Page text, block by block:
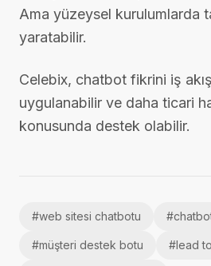
Ama yüzeysel kurulumlarda
yaratabilir.
Celebix, chatbot fikrini iş
uygulanabilir ve daha ticari
konusunda destek olabilir.
#web sitesi chatbotu #
#müşteri destek botu #lead